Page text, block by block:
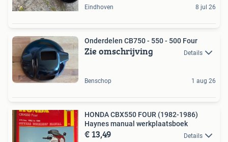
Eindhoven 8 jul 26
Onderdelen CB750 - 550 - 500 Four
Zie omschrijving Details
Benschop 1 aug 26
HONDA CBX550 FOUR (1982-1986)
Haynes manual werkplaatsboek
€ 13,49 Details